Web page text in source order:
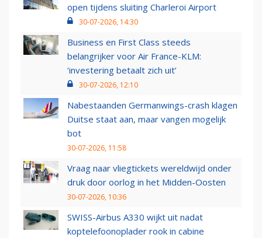
open tijdens sluiting Charleroi Airport
30-07-2026, 14:30
Business en First Class steeds
belangrijker voor Air France-KLM:
‘investering betaalt zich uit’
30-07-2026, 12:10
Nabestaanden Germanwings-crash klagen
Duitse staat aan, maar vangen mogelijk
bot
30-07-2026, 11:58
Vraag naar vliegtickets wereldwijd onder
druk door oorlog in het Midden-Oosten
30-07-2026, 10:36
SWISS-Airbus A330 wijkt uit nadat
koptelefoonoplader rook in cabine